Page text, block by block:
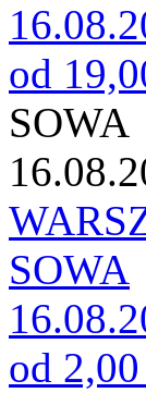
od
SOWA
SOWA
od